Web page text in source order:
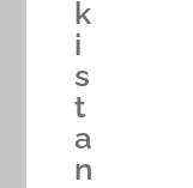
k
i
s
t
a
n